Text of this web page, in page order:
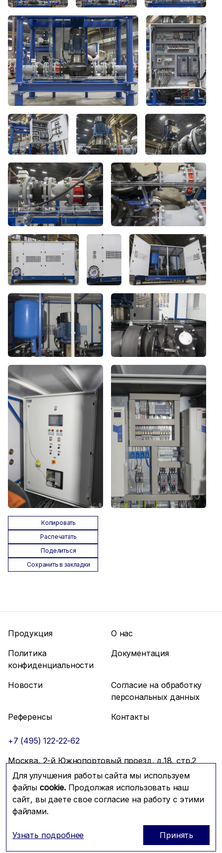
Копировать
Распечатать
Поделиться
Сохранить в закладки
Для улучшения работы сайта мы используем
файлы cookie.Продолжая использовать наш
сайт, вы даете свое согласие на работу с этими
файлами.
Узнать подробнее Принять
Продукция
О нас
Политика
конфиденциальности
Документация
Новости
Согласие на обработку
персональных данных
Референсы
Контакты
+7 (495) 122-22-62
Москва, 2-й Южнопортовый проезд, д.18, стр.2
info@mfmc.ru
Связаться с нами
© 2026 Компания МФМК
Prominado